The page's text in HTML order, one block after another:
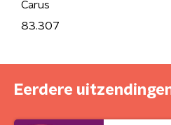
Carus
83.307
Eerdere